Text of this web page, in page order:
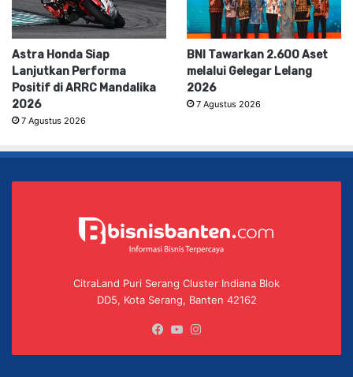
Astra Honda Siap
Lanjutkan Performa
Positif di ARRC Mandalika
2026
7 Agustus 2026
BNI Tawarkan 2.600 Aset
melalui Gelegar Lelang
2026
7 Agustus 2026
CitraLand Puri Serang Cluster Indiana Blok
DD5, Kota Serang, Banten 42162
Facebook
YouTube